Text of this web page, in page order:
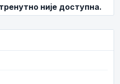
није доступна.